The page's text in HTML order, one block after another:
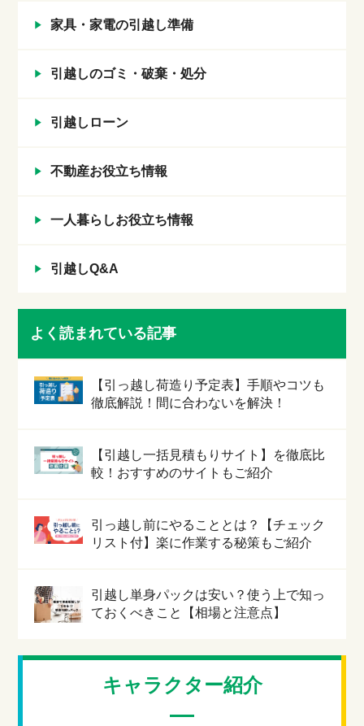
家具・家電の引越し準備
引越しのゴミ・破棄・処分
引越しローン
不動産お役立ち情報
一人暮らしお役立ち情報
引越しQ&A
よく読まれている記事
【引っ越し荷造り予定表】手順やコツも
徹底解説！間に合わないを解決！
【引越し一括見積もりサイト】を徹底比
較！おすすめのサイトもご紹介
引っ越し前にやることとは？【チェック
リスト付】楽に作業する秘策もご紹介
引越し単身パックは安い？使う上で知っ
ておくべきこと【相場と注意点】
キャラクター紹介